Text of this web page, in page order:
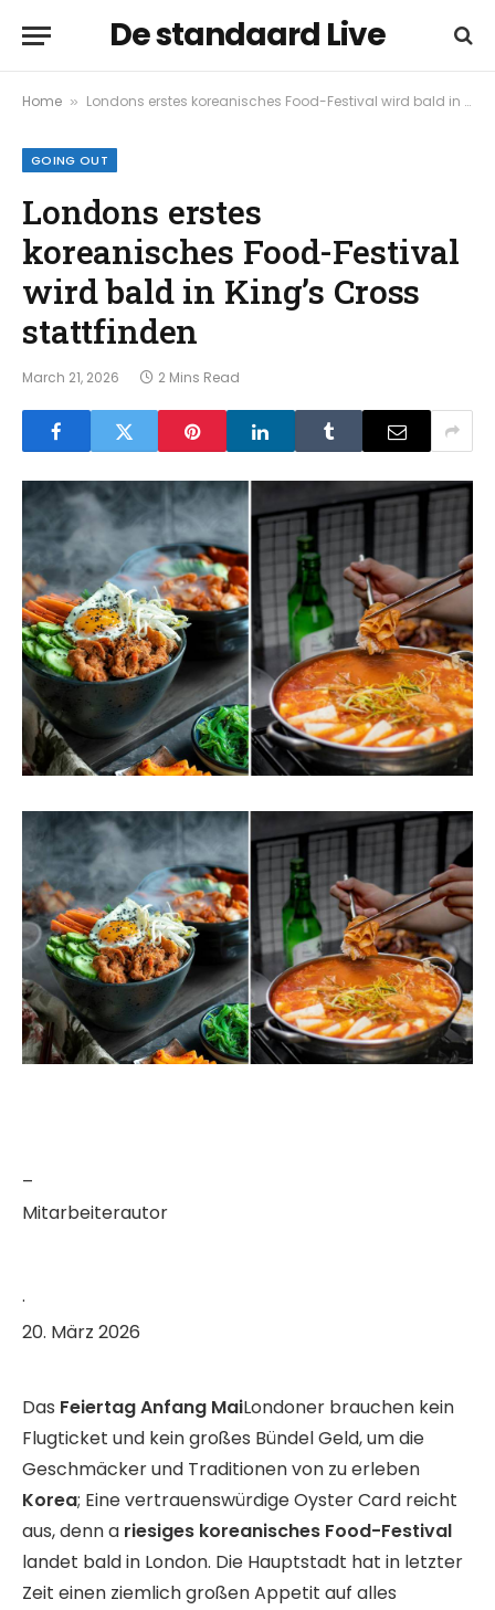
De standaard Live
Home » Londons erstes koreanisches Food-Festival wird bald in King’s Cross stattfinden
GOING OUT
Londons erstes
koreanisches Food-Festival
wird bald in King’s Cross
stattfinden
March 21, 2026 2 Mins Read
–
Mitarbeiterautor
·
20. März 2026
Das Feiertag Anfang MaiLondoner brauchen kein
Flugticket und kein großes Bündel Geld, um die
Geschmäcker und Traditionen von zu erleben
Korea; Eine vertrauenswürdige Oyster Card reicht
aus, denn a riesiges koreanisches Food-Festival
landet bald in London. Die Hauptstadt hat in letzter
Zeit einen ziemlich großen Appetit auf alles